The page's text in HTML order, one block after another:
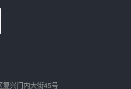
复兴门内大街45号